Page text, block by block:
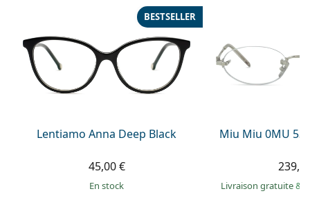
Prada
Toutes les marques
Lentiamo Anna Deep Black
BESTSELLER
45,00 €
en stock
Miu Miu 0MU
Livraison gratuite&